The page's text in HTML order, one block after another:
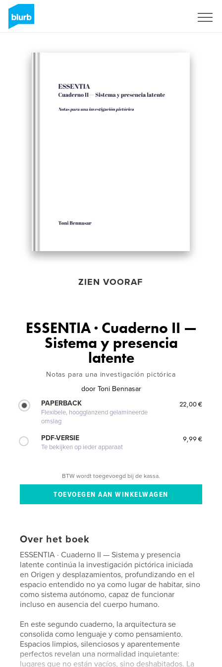
ZIEN VOORAF
ESSENTIA · Cuaderno II —
Sistema y presencia
latente
Notas para una investigación pictórica
door Toni Bennasar
PAPERBACK
Flexibele, hoogglanzend gelamineerde
omslag
22,00 €
PDF-VERSIE
Te bekijken op ieder apparaat
9,99 €
BTW wordt toegevoegd bij de kassa.
Over het boek
ESSENTIA · Cuaderno II — Sistema y presencia
latente continúa la investigación pictórica iniciada
en Origen y desplazamientos, profundizando en el
espacio entendido no ya como lugar de habitar, sino
como sistema autónomo, capaz de funcionar
incluso en ausencia del cuerpo humano.
En este segundo cuaderno, la arquitectura se
consolida como lenguaje y como pensamiento.
Espacios limpios, silenciosos y aparentemente
perfectos revelan una normalidad inquietante:
lugares que no están vacíos, sino deshabitados. La